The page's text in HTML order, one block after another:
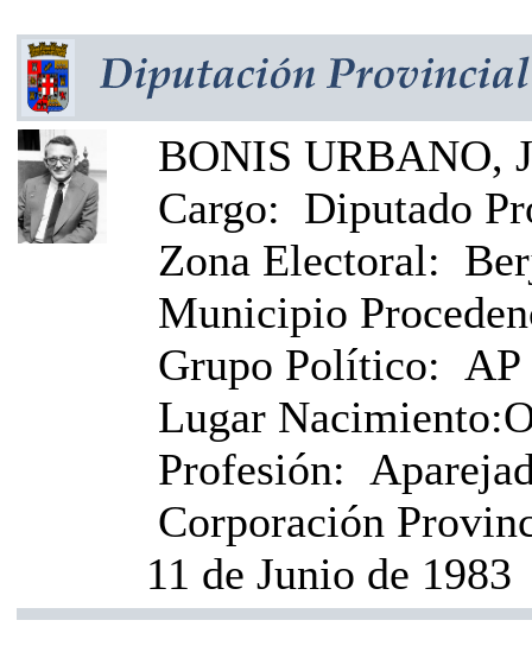
BONIS URBANO,
Cargo: Diputado
Zona Electoral:
Municipio
Grupo Político: AP
Lugar Nacimiento:
Profesión:
Corporación
11 de Junio de 1983